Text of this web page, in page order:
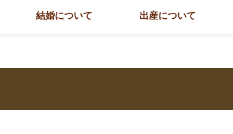
結婚について 出産について